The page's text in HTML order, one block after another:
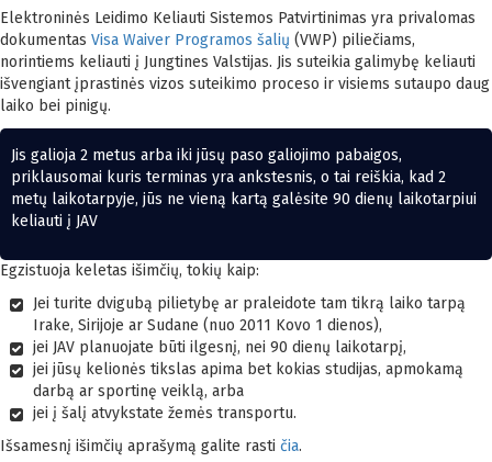
Elektroninės Leidimo Keliauti Sistemos Patvirtinimas yra privalomas
dokumentas Visa Waiver Programos šalių (VWP) piliečiams,
norintiems keliauti į Jungtines Valstijas. Jis suteikia galimybę keliauti
išvengiant įprastinės vizos suteikimo proceso ir visiems sutaupo daug
laiko bei pinigų.
Jis galioja 2 metus arba iki jūsų paso galiojimo pabaigos,
priklausomai kuris terminas yra ankstesnis, o tai reiškia, kad 2
metų laikotarpyje, jūs ne vieną kartą galėsite 90 dienų laikotarpiui
keliauti į JAV
Egzistuoja keletas išimčių, tokių kaip:
Jei turite dvigubą pilietybę ar praleidote tam tikrą laiko tarpą
Irake, Sirijoje ar Sudane (nuo 2011 Kovo 1 dienos),
jei JAV planuojate būti ilgesnį, nei 90 dienų laikotarpį,
jei jūsų kelionės tikslas apima bet kokias studijas, apmokamą
darbą ar sportinę veiklą, arba
jei į šalį atvykstate žemės transportu.
Išsamesnį išimčių aprašymą galite rasti čia.